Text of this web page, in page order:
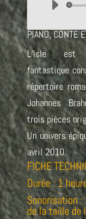
PIANO, CONTE
L’Isle est
fantastique
répertoire
Johannes
trois pièces
Un univers
avril 2010.
FICHE
Durée : 1
Sonorisation
de la taille de